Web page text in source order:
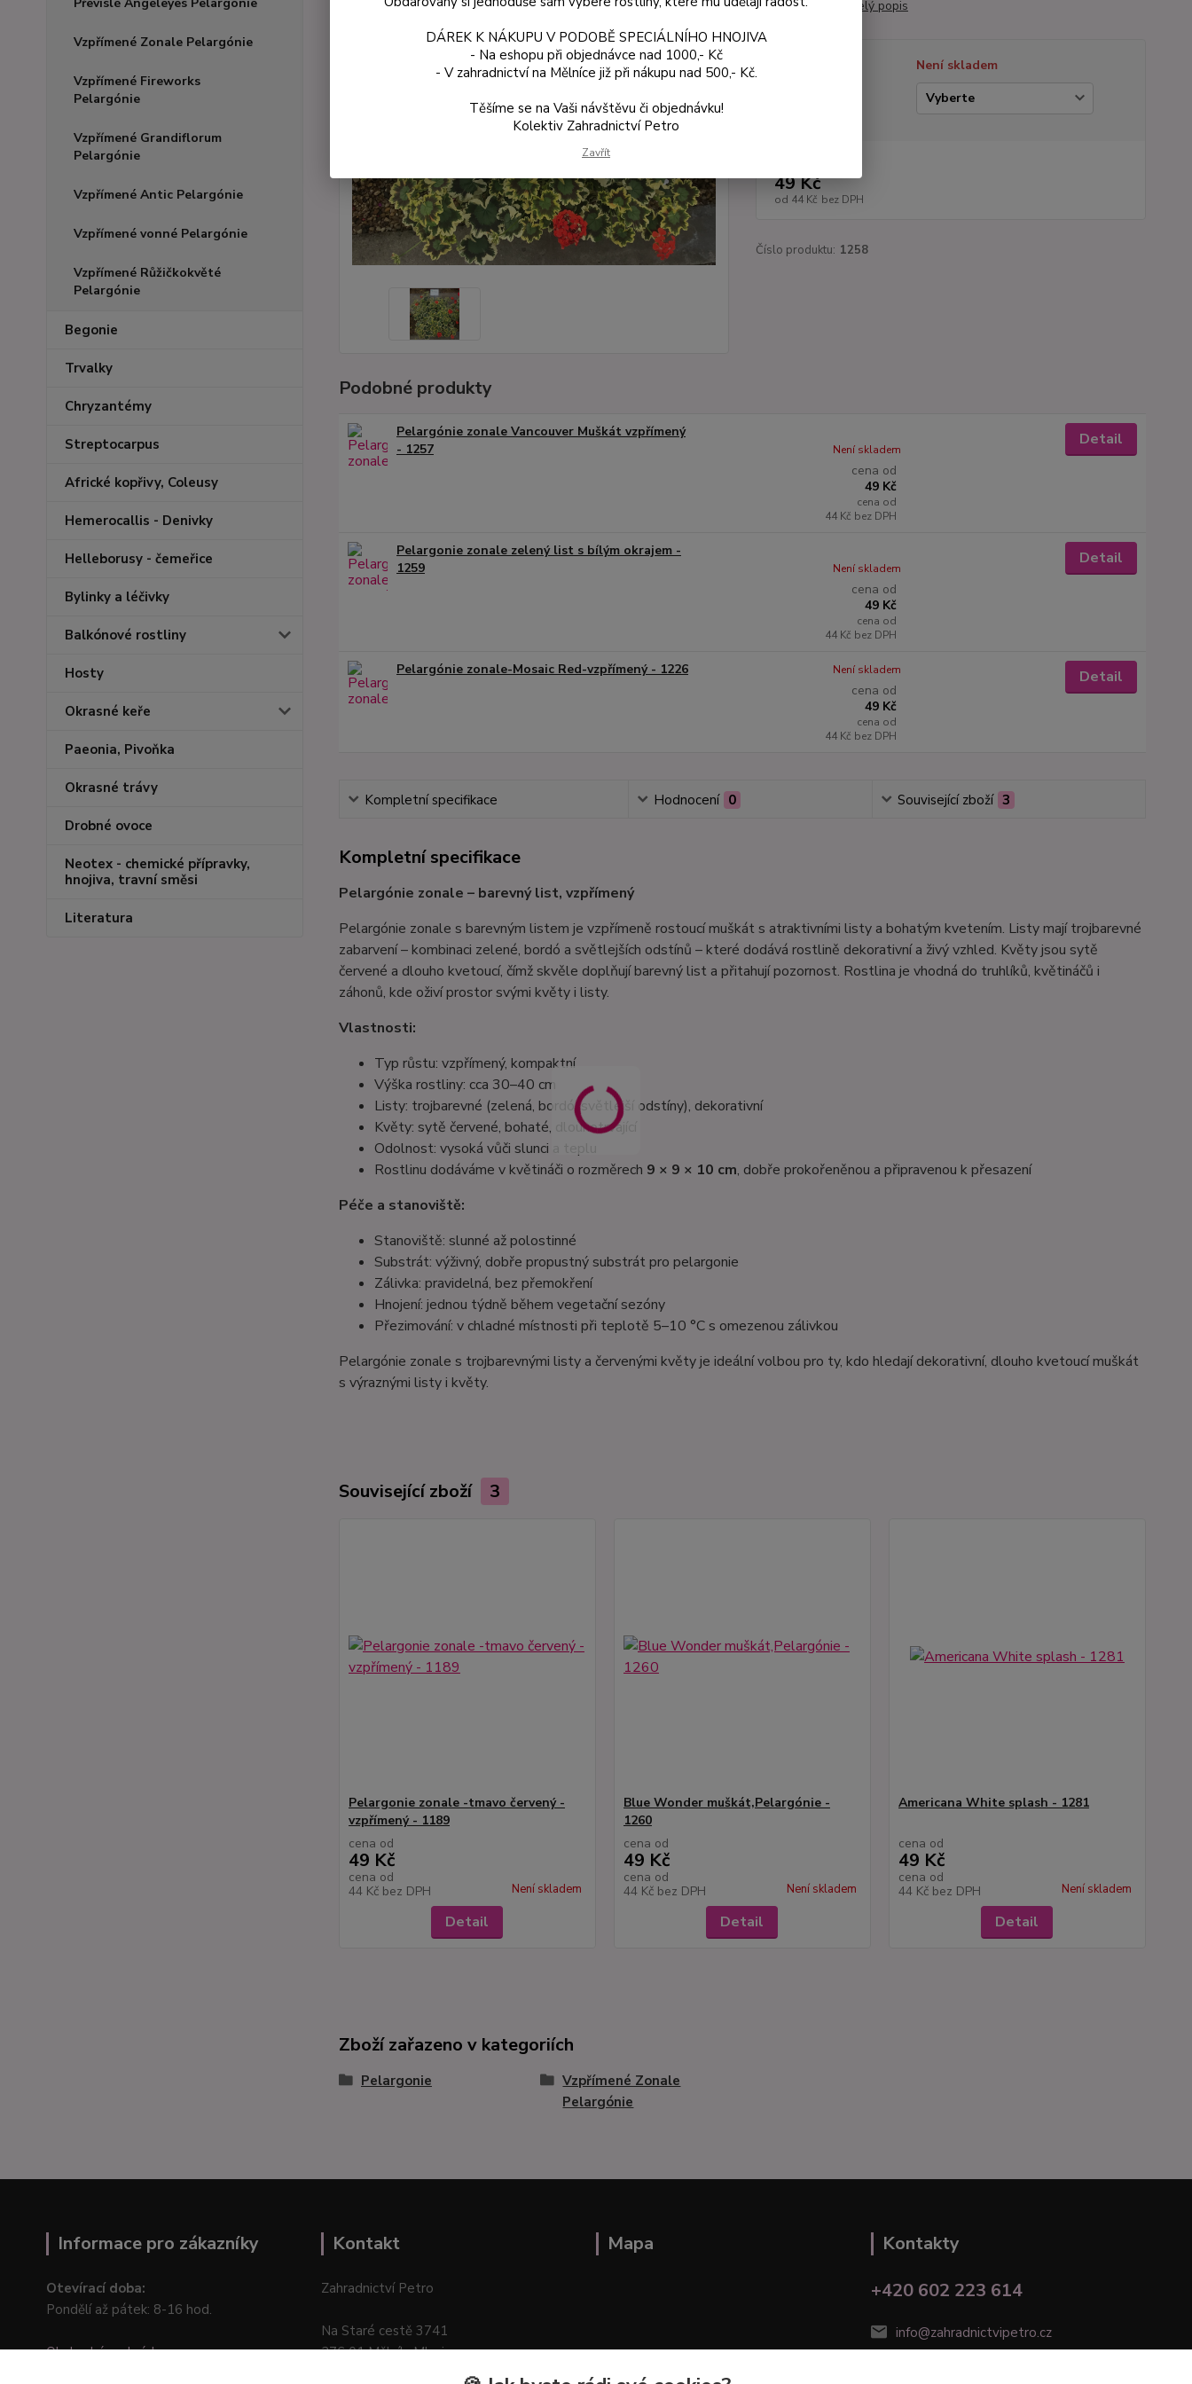
Vzpřímené Zonale Pelargónie
Vzpřímené Fireworks
Pelargónie
Vzpřímené Grandiflorum
Pelargónie
Vzpřímené Antic Pelargónie
Vzpřímené vonné Pelargónie
Vzpřímené Růžičkokvěté
Pelargónie
Begonie
Trvalky
Chryzantémy
Streptocarpus
Africké kopřivy, Coleusy
Hemerocallis - Denivky
Helleborusy - čemeřice
Bylinky a léčivky
Balkónové rostliny
Hosty
Okrasné keře
Paeonia, Pivoňka
Okrasné trávy
Drobné ovoce
Neotex - chemické přípravky,
hnojiva, travní směsi
Literatura
dlouho kvetoucí.
celý popis
Není skladem
49 Kč
od 44 Kč bez DPH
Číslo produktu: 1258
Podobné produkty
Pelargónie zonale Vancouver Muškát vzpřímený
- 1257
cena od
49 Kč
cena od
44 Kč bez DPH
Není skladem
Detail
Pelargonie zonale zelený list s bílým okrajem -
1259
cena od
49 Kč
cena od
44 Kč bez DPH
Není skladem
Detail
Pelargónie zonale-Mosaic Red-vzpřímený - 1226
cena od
49 Kč
cena od
44 Kč bez DPH
Není skladem Detail
Kompletní specifikace Hodnocení 0 Související zboží 3
Kompletní specifikace
Pelargónie zonale – barevný list, vzpřímený
Pelargónie zonale s barevným listem je vzpřímeně rostoucí muškát s atraktivními listy a bohatým kvetením. Listy mají trojbarevné
zabarvení – kombinaci zelené, bordó a světlejších odstínů – které dodává rostlině dekorativní a živý vzhled. Květy jsou sytě
červené a dlouho kvetoucí, čímž skvěle doplňují barevný list a přitahují pozornost. Rostlina je vhodná do truhlíků, květináčů i
záhonů, kde oživí prostor svými květy i listy.
Vlastnosti:
Typ růstu: vzpřímený, kompaktní
Výška rostliny: cca 30–40 cm
Listy: trojbarevné (zelená, bordó, světlejší odstíny), dekorativní
Květy: sytě červené, bohaté, dlouhotrvající
Odolnost: vysoká vůči slunci a teplu
Rostlinu dodáváme v květináči o rozměrech 9 × 9 × 10 cm, dobře prokořeněnou a připravenou k přesazení
Péče a stanoviště:
Stanoviště: slunné až polostinné
Substrát: výživný, dobře propustný substrát pro pelargonie
Zálivka: pravidelná, bez přemokření
Hnojení: jednou týdně během vegetační sezóny
Přezimování: v chladné místnosti při teplotě 5–10 °C s omezenou zálivkou
Pelargónie zonale s trojbarevnými listy a červenými květy je ideální volbou pro ty, kdo hledají dekorativní, dlouho kvetoucí muškát
s výraznými listy i květy.
Související zboží 3
Pelargonie zonale -tmavo červený -
vzpřímený - 1189
cena od
49 Kč
cena od
44 Kč bez DPH Není skladem
Detail
Blue Wonder muškát,Pelargónie -
1260
cena od
49 Kč
cena od
44 Kč bez DPH Není skladem
Detail
Americana White splash - 1281
cena od
49 Kč
cena od
44 Kč bez DPH Není skladem
Detail
Zboží zařazeno v kategoriích
Pelargonie
Vzpřímené Zonale
Pelargónie
Informace pro zákazníky
Otevírací doba:
Pondělí až pátek: 8-16 hod.
Obchodní podmínky
Kontakt
Zahradnictví Petro
Na Staré cestě 3741
276 01 Mělník–Mlazice
Mapa
Kontakty
+420 602 223 614
info@zahradnictvipetro.cz
DÁREK K NÁKUPU V PODOBĚ SPECIÁLNÍHO HNOJIVA
- Na eshopu při objednávce nad 1000,- Kč
- V zahradnictví na Mělníce již při nákupu nad 500,- Kč.
Těšíme se na Vaši návštěvu či objednávku!
Kolektiv Zahradnictví Petro
Zavřít